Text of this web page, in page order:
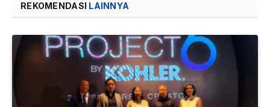
REKOMENDASI LAINNYA